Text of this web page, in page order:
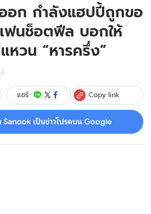
อก กำลังแฮปปี้ถูกขอ
นช็อตฟีล บอกให้
หวน “หารครึ่ง”
แชร์ Copy link
Sanook เป็นข่าวโปรดบน Google